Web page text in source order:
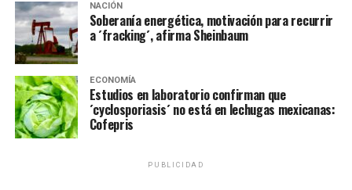
NACIÓN
Soberanía energética, motivación para recurrir
a ´fracking´, afirma Sheinbaum
ECONOMÍA
Estudios en laboratorio confirman que
´cyclosporiasis´ no está en lechugas mexicanas:
Cofepris
PUBLICIDAD